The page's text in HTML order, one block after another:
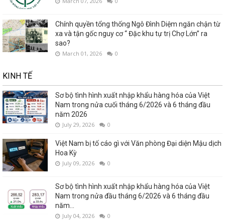
Chính quyền tổng thống Ngô Đình Diệm ngăn chận từ
xa và tận gốc nguy cơ “ Đặc khu tự trị Chợ Lớn” ra
sao?
March 01, 2026 0
KINH TẾ
Sơ bộ tình hình xuất nhập khẩu hàng hóa của Việt
Nam trong nửa cuối tháng 6/2026 và 6 tháng đầu
năm 2026
July 29, 2026 0
Việt Nam bị tố cáo gì với Văn phòng Đại diện Mậu dịch
Hoa Kỳ
July 09, 2026 0
Sơ bộ tình hình xuất nhập khẩu hàng hóa của Việt
Nam trong nửa đầu tháng 6/2026 và 6 tháng đầu
năm...
July 04, 2026 0